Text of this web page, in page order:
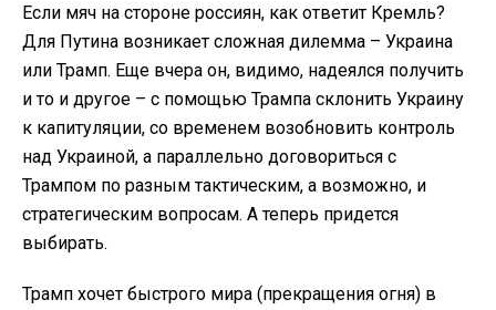
Если мяч на стороне россиян, как ответит Кремль?
Для Путина возникает сложная дилемма – Украина
или Трамп. Еще вчера он, видимо, надеялся получить
и то и другое – с помощью Трампа склонить Украину
к капитуляции, со временем возобновить контроль
над Украиной, а параллельно договориться с
Трампом по разным тактическим, а возможно, и
стратегическим вопросам. А теперь придется
выбирать.
Трамп хочет быстрого мира (прекращения огня) в